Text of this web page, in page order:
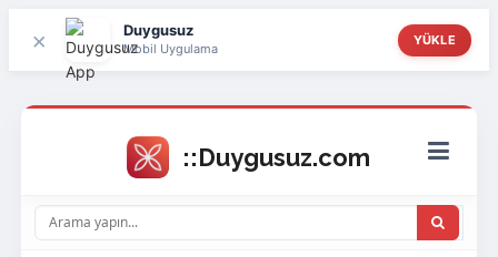
× Duygusuz
Mobil Uygulama
YÜKLE